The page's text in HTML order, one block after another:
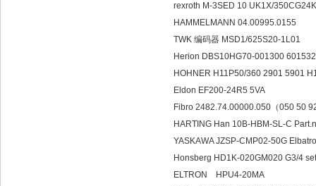
rexroth M-3SED 10 UK1X/
HAMMELMANN 04.00995.0155
TWK 编码器 MSD1/625S20-1L01
Herion DBS10HG70-001300
HOHNER H11P50/360 2901 5901
Eldon EF200-24R5 5VA
Fibro 2482.74.00000.050（050 50
HARTING Han 10B-HBM-SL-C
YASKAWA JZSP-CMP02-50G
Honsberg HD1K-020GM020 G3/4
ELTRON HPU4-20MA